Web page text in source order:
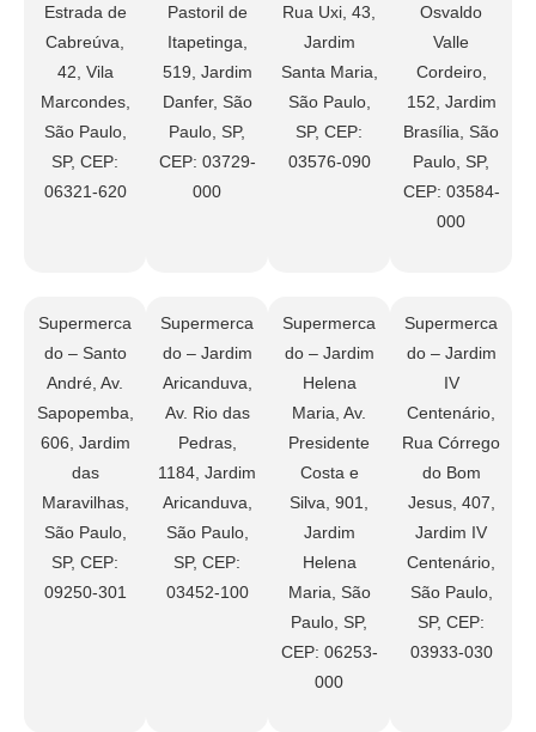
Estrada de
Cabreúva,
42, Vila
Marcondes,
São Paulo,
SP, CEP:
06321-620
Pastoril de
Itapetinga,
519, Jardim
Danfer, São
Paulo, SP,
CEP: 03729-
000
Rua Uxi, 43,
Jardim
Santa Maria,
São Paulo,
SP, CEP:
03576-090
Osvaldo
Valle
Cordeiro,
152, Jardim
Brasília, São
Paulo, SP,
CEP: 03584-
000
Supermerca
do – Santo
André, Av.
Sapopemba,
606, Jardim
das
Maravilhas,
São Paulo,
SP, CEP:
09250-301
Supermerca
do – Jardim
Aricanduva,
Av. Rio das
Pedras,
1184, Jardim
Aricanduva,
São Paulo,
SP, CEP:
03452-100
Supermerca
do – Jardim
Helena
Maria, Av.
Presidente
Costa e
Silva, 901,
Jardim
Helena
Maria, São
Paulo, SP,
CEP: 06253-
000
Supermerca
do – Jardim
IV
Centenário,
Rua Córrego
do Bom
Jesus, 407,
Jardim IV
Centenário,
São Paulo,
SP, CEP:
03933-030